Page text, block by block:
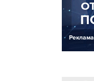
Реклама